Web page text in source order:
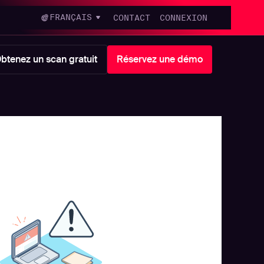
FRANÇAIS CONTACT CONNEXION
un scan gratuit Réservez une démo